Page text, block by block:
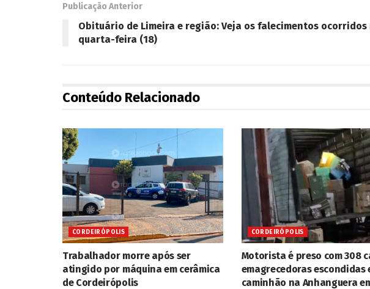
Publicação Anterior
Obituário de Limeira e região: Veja os falecimentos ocorridos
quarta-feira (18)
Conteúdo Relacionado
CORDEIRÓPOLIS
Trabalhador morre após ser
atingido por máquina em cerâmica
de Cordeirópolis
CORDEIRÓPOLIS
Motorista é preso com 308
emagrecedoras escondidas
caminhão na Anhanguera